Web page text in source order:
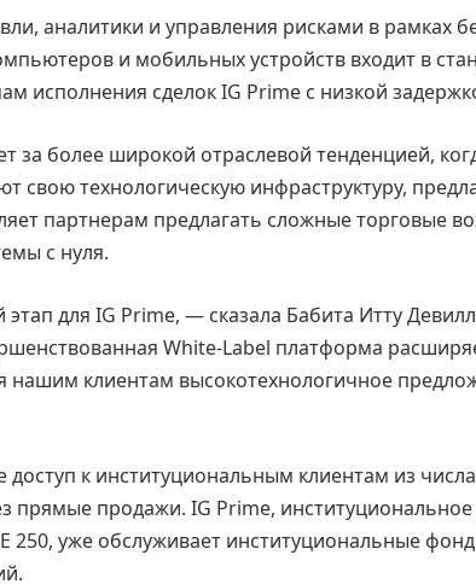
аналитики и управления рисками в рамках
и мобильных устройств входит в
исполнения сделок IG Prime с низкой
за более широкой отраслевой тенденцией,
свою технологическую инфраструктуру,
партнерам предлагать сложные торговые
с нуля.
для IG Prime, — сказала Бабита Итту
White-Label платформа
нашим клиентам высокотехнологичное
доступ к институциональным клиентам из
прямые продажи. IG Prime, институциональное
250, уже обслуживает институциональные